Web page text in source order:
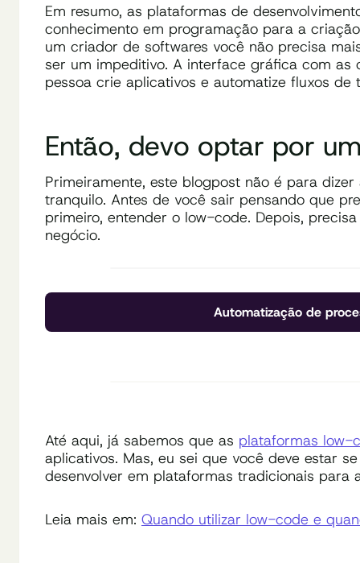
Em resumo, as plataformas de
conhecimento em programação para a
um criador de softwares você não precisa
ser um impeditivo. A interface gráfica com
pessoa crie aplicativos e automatize fluxos de
Então, devo optar por
Primeiramente, este blogpost não é para
tranquilo. Antes de você sair pensando que
primeiro, entender o low-code. Depois,
negócio.
Automatização de
Até aqui, já sabemos que as plataformas low-
aplicativos. Mas, eu sei que você deve estar
desenvolver em plataformas tradicionais para
Leia mais em: Quando utilizar low-code e